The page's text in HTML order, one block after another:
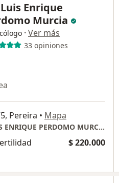
Enrique
Murcia
· Ver más
33 opiniones
Pereira • Mapa
CONSULTORIO DR. LUIS ENRIQUE PERDOMO MURCIA GINECOLOGO Y OBSTETRA - TORRE 2 CONSULTORIO 608
$ 220.000